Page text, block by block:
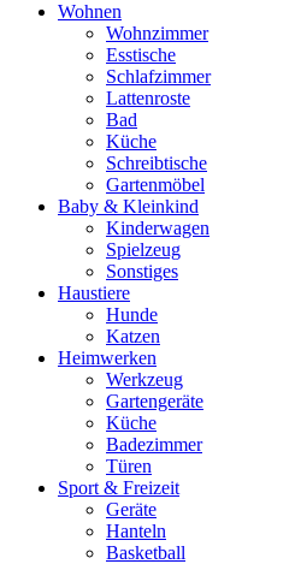
Wohnen
Wohnzimmer
Esstische
Schlafzimmer
Lattenroste
Bad
Küche
Schreibtische
Gartenmöbel
Baby & Kleinkind
Kinderwagen
Spielzeug
Sonstiges
Haustiere
Hunde
Katzen
Heimwerken
Werkzeug
Gartengeräte
Küche
Badezimmer
Türen
Sport & Freizeit
Geräte
Hanteln
Basketball